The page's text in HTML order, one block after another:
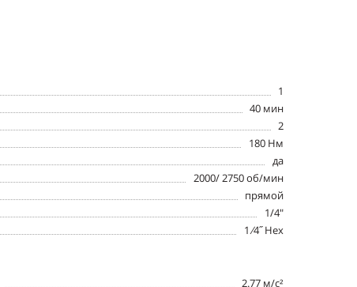
1
40 мин
2
180 Нм
да
2000/ 2750 об/мин
прямой
1/4"
1 ⁄4˝ Hex
2.77 м/с²